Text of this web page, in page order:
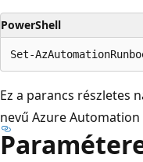
PowerShell
Ez a parancs részletes
nevű Azure